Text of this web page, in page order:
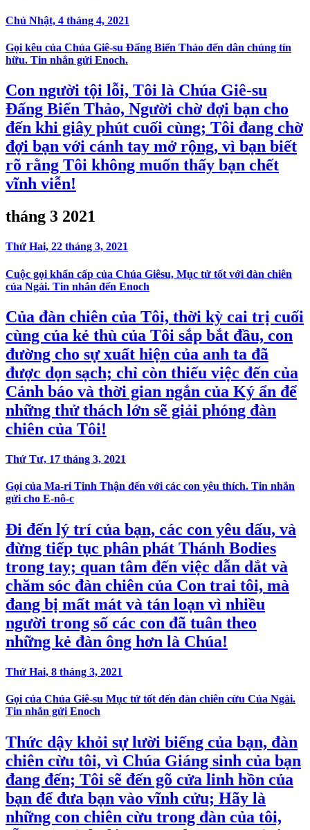
Chủ Nhật, 4 tháng 4, 2021
Gọi kêu của Chúa Giê-su Đấng Biển Thảo đến dân chúng tín
hữu. Tin nhắn gửi Enoch.
Con người tội lỗi, Tôi là Chúa Giê-su
Đấng Biển Thảo, Người chờ đợi bạn cho
đến khi giây phút cuối cùng; Tôi đang chờ
đợi bạn với cánh tay mở rộng, vì bạn biết
rõ rằng Tôi không muốn thấy bạn chết
vĩnh viễn!
tháng 3 2021
Thứ Hai, 22 tháng 3, 2021
Cuộc gọi khẩn cấp của Chúa Giêsu, Mục tử tốt với đàn chiên
của Ngài. Tin nhắn đến Enoch
Của đàn chiên của Tôi, thời kỳ cai trị cuối
cùng của kẻ thù của Tôi sắp bắt đầu, con
đường cho sự xuất hiện của anh ta đã
được dọn sạch; chỉ còn thiếu việc đến của
Cảnh báo và thời gian ngắn của Ký ẩn để
những thử thách lớn sẽ giải phóng đàn
chiên của Tôi!
Thứ Tư, 17 tháng 3, 2021
Gọi của Ma-ri Tinh Thận đến với các con yêu thích. Tin nhắn
gửi cho E-nô-c
Đi đến lý trí của bạn, các con yêu dấu, và
đừng tiếp tục phân phát Thánh Bodies
trong tay; quan tâm đến việc dẫn dắt và
chăm sóc đàn chiên của Con trai tôi, mà
đang bị mất mát và tán loạn vì nhiều
người trong số các con đã tuân theo
những kẻ đàn ông hơn là Chúa!
Thứ Hai, 8 tháng 3, 2021
Gọi của Chúa Giê-su Mục tử tốt đến đàn chiên cừu Của Ngài.
Tin nhắn gửi Enoch
Thức dậy khỏi sự lười biếng của bạn, đàn
chiên cừu tôi, vì Chúa Giáng sinh của bạn
đang đến; Tôi sẽ đến gõ cửa linh hồn của
bạn để đưa bạn vào vĩnh cửu; Hãy là
những con chiên cừu trong đàn của tôi,